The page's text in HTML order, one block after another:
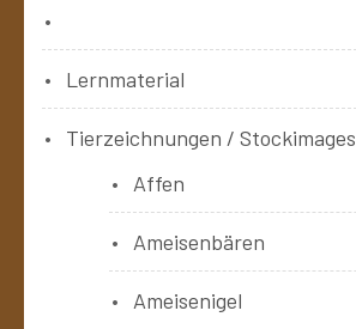
Lernmaterial
Tierzeichnungen / Stockimages
Affen
Ameisenbären
Ameisenigel